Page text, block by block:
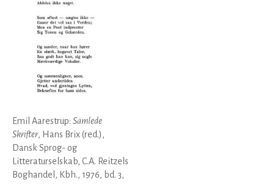
Emil Aarestrup: Samlede
Skrifter, Hans Brix (red.),
Dansk Sprog- og
Litteraturselskab, C.A. Reitzels
Boghandel, Kbh., 1976, bd. 3,